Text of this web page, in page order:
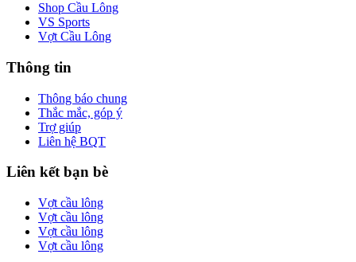
Shop Cầu Lông
VS Sports
Vợt Cầu Lông
Thông tin
Thông báo chung
Thắc mắc, góp ý
Trợ giúp
Liên hệ BQT
Liên kết bạn bè
Vợt cầu lông
Vợt cầu lông
Vợt cầu lông
Vợt cầu lông